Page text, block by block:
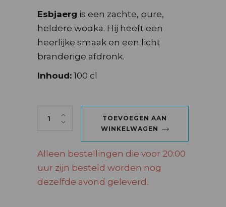
Esbjaerg is een zachte, pure,
heldere wodka. Hij heeft een
heerlijke smaak en een licht
branderige afdronk.
Inhoud: 100 cl
ESBJAERG 100 CL quantity
TOEVOEGEN AAN
WINKELWAGEN
Alleen bestellingen die voor 20:00
uur zijn besteld worden nog
dezelfde avond geleverd.